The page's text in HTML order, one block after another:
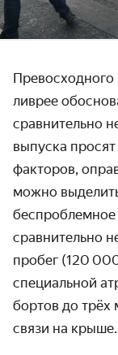
Превосходного
ливрее
сравнительно
выпуска
факторов,
можно
беспроблемное
сравнительно
пробег (120
специальной
бортов до трёх
связи на крыше.